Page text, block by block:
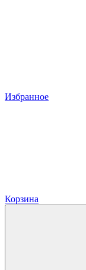
Избранное
Корзина